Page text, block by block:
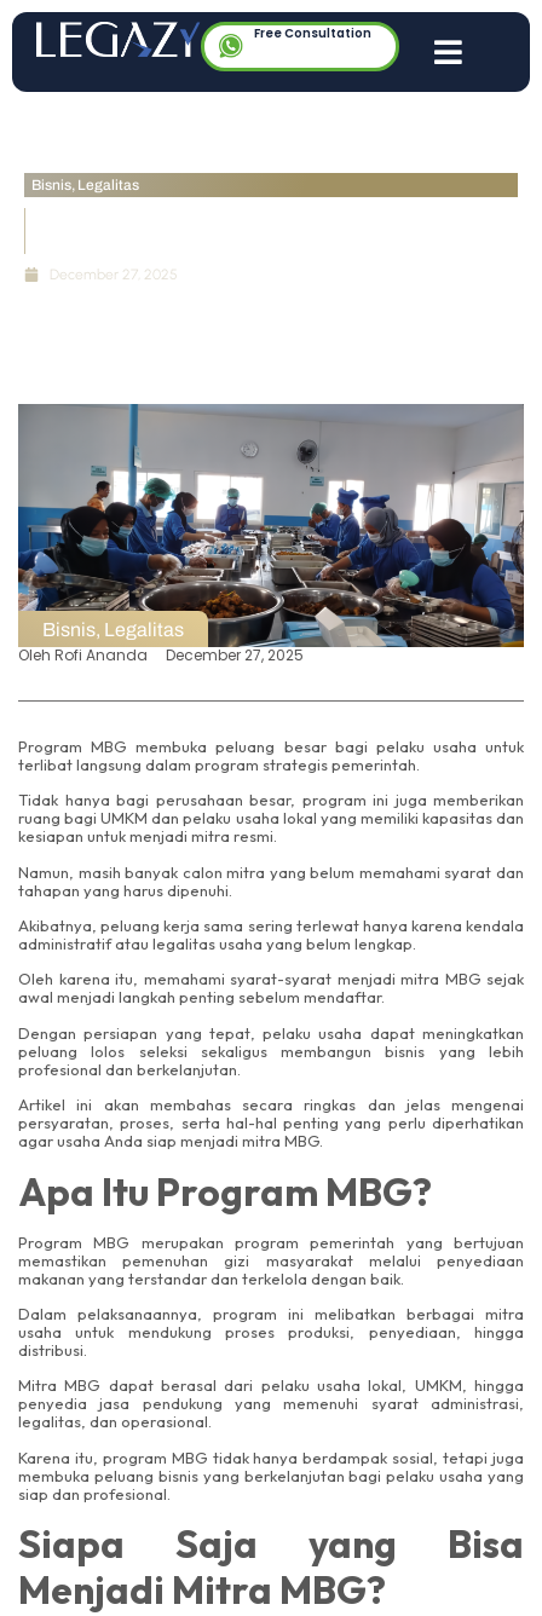
Free Consultation
Bisnis, Legalitas
December 27, 2025
Bisnis, Legalitas
Oleh Rofi Ananda December 27, 2025
Program MBG membuka peluang besar bagi pelaku usaha untuk
terlibat langsung dalam program strategis pemerintah.
Tidak hanya bagi perusahaan besar, program ini juga memberikan
ruang bagi UMKM dan pelaku usaha lokal yang memiliki kapasitas dan
kesiapan untuk menjadi mitra resmi.
Namun, masih banyak calon mitra yang belum memahami syarat dan
tahapan yang harus dipenuhi.
Akibatnya, peluang kerja sama sering terlewat hanya karena kendala
administratif atau legalitas usaha yang belum lengkap.
Oleh karena itu, memahami syarat-syarat menjadi mitra MBG sejak
awal menjadi langkah penting sebelum mendaftar.
Dengan persiapan yang tepat, pelaku usaha dapat meningkatkan
peluang lolos seleksi sekaligus membangun bisnis yang lebih
profesional dan berkelanjutan.
Artikel ini akan membahas secara ringkas dan jelas mengenai
persyaratan, proses, serta hal-hal penting yang perlu diperhatikan
agar usaha Anda siap menjadi mitra MBG.
Apa Itu Program MBG?
Program MBG merupakan program pemerintah yang bertujuan
memastikan pemenuhan gizi masyarakat melalui penyediaan
makanan yang terstandar dan terkelola dengan baik.
Dalam pelaksanaannya, program ini melibatkan berbagai mitra
usaha untuk mendukung proses produksi, penyediaan, hingga
distribusi.
Mitra MBG dapat berasal dari pelaku usaha lokal, UMKM, hingga
penyedia jasa pendukung yang memenuhi syarat administrasi,
legalitas, dan operasional.
Karena itu, program MBG tidak hanya berdampak sosial, tetapi juga
membuka peluang bisnis yang berkelanjutan bagi pelaku usaha yang
siap dan profesional.
Siapa Saja yang Bisa
Menjadi Mitra MBG?